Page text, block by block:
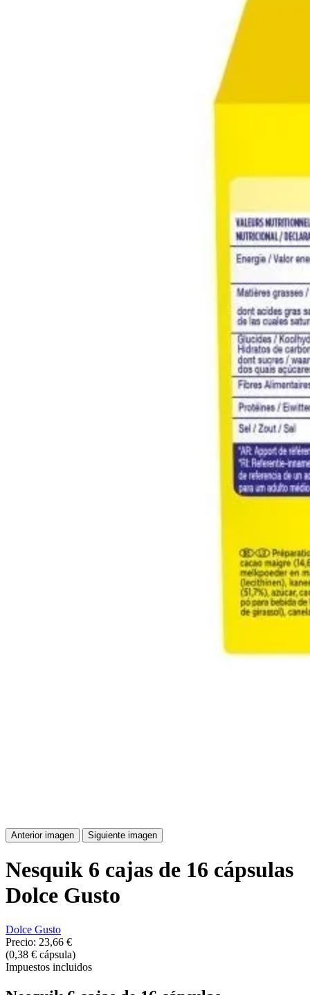
Anterior imagen Siguiente imagen
Nesquik 6 cajas de 16 cápsulas
Dolce Gusto
Dolce Gusto
Precio: 23,66 €
(0,38 € cápsula)
Impuestos incluidos